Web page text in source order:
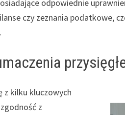
odpowiednie
czy zeznania podatkowe,
z kilku kluczowych
z